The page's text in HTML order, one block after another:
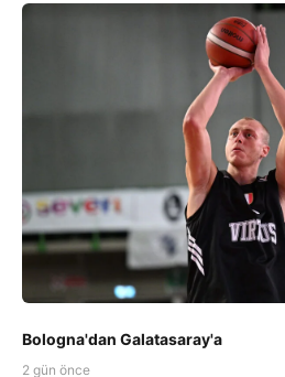
Bologna'dan Galatasaray'a
2 gün önce